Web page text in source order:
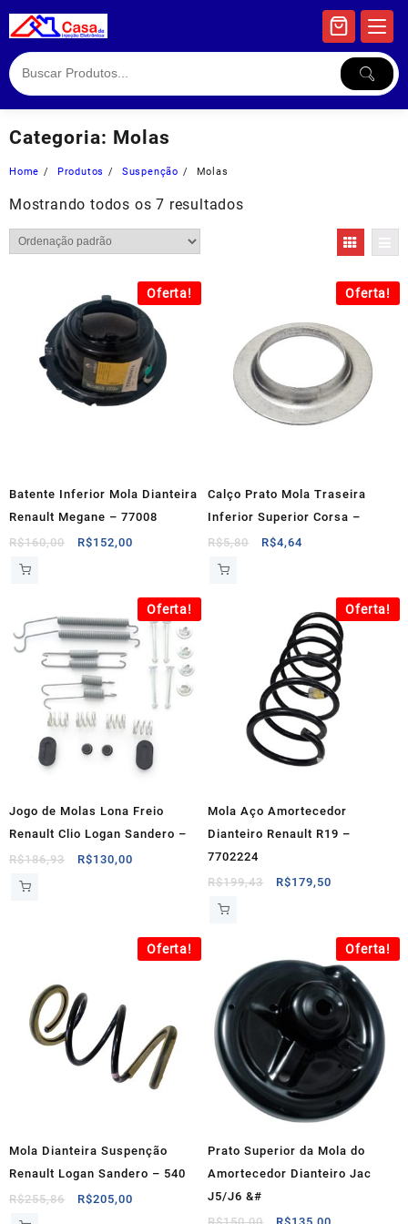
to
Categoria: Molas
Home Produtos Suspenção Molas
Mostrando todos os 7 resultados
Oferta!
Batente Inferior Mola Dianteira
Renault Megane – 77008
R$160,00
O
R$160,00.
R$152,00
é:
R$152,00.
Oferta!
Calço Prato Mola Traseira
Inferior Superior Corsa –
R$5,80
O
R$5,80.
R$4,64
R$4,64.
Oferta!
Jogo de Molas Lona Freio
Renault Clio Logan Sandero –
R$186,93
O
R$130,00
R$130,00.
Oferta!
Mola Aço Amortecedor
Dianteiro Renault R19 –
7702224
R$199,43
O
R$199,43.
R$179,50
é:
R$179,50.
Oferta!
Mola Dianteira Suspenção
Renault Logan Sandero – 540
R$255,86
O
R$205,00
Oferta!
Prato Superior da Mola do
Amortecedor Dianteiro Jac
J5/J6 &#
O